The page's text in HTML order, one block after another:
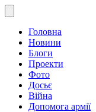
Головна
Новини
Блоги
Проекти
Фото
Досьє
Війна
Допомога армії